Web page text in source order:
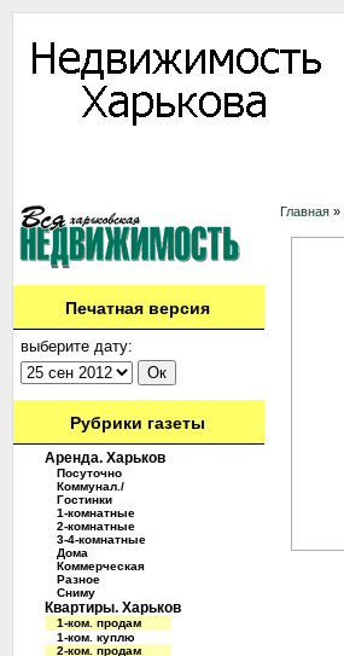
Печатная версия
выберите дату:
Рубрики газеты
Аренда. Харьков
Посуточно
Коммунал./
Гостинки
1-комнатные
2-комнатные
3-4-комнатные
Дома
Коммерческая
Разное
Сниму
Квартиры. Харьков
1-ком. продам
1-ком. куплю
2-ком. продам
Главная »